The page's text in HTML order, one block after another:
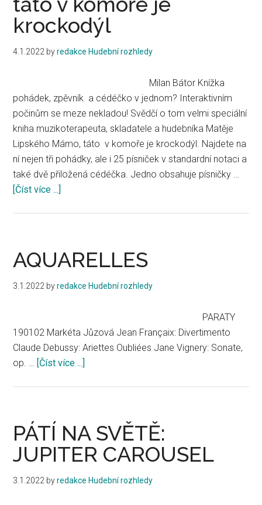
krockodýl
4.1.2022 byredakce Hudební rozhledy
Milan Bátor Knížka
pohádek, zpěvník a cédéčko v jednom? Interaktivním
počinům se meze nekladou! Svědčí o tom velmi speciální
kniha muzikoterapeuta, skladatele a hudebníka Matěje
Lipského Mámo, táto v komoře je krockodýl. Najdete na
ní nejen tři pohádky, ale i 25 písniček v standardní notaci a
také dvě přiložená cédéčka. Jedno obsahuje písničky …
[Číst více ...]
táto
v
komoře
AQUARELLES
3.1.2022 byredakce Hudební rozhledy
PARATY
190102 Markéta Jůzová Jean Françaix: Divertimento
Claude Debussy: Ariettes Oubliées Jane Vignery: Sonate,
op. … [Číst více ...]
PÁTÍ NA SVĚTĚ:
JUPITER CAROUSEL
3.1.2022 byredakce Hudební rozhledy